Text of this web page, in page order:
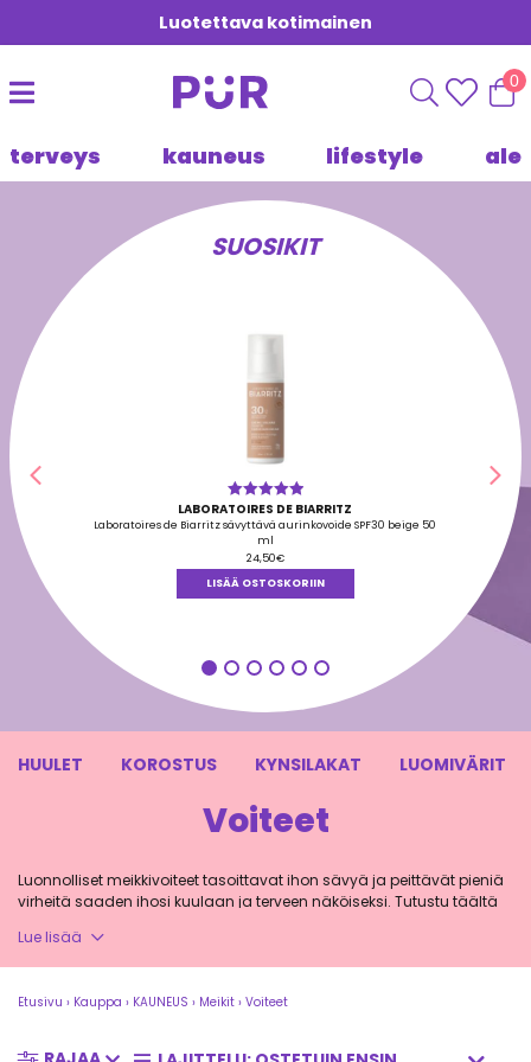
Luotettava kotimainen
0
terveys kauneus lifestyle ale
SUOSIKIT
Arvostelu
tuotteesta:
5.00/ 5
LABORATOIRES DE BIARRITZ
Laboratoires de Biarritz sävyttävä aurinkovoide SPF30 beige 50
ml
24,50€
LISÄÄ OSTOSKORIIN
Edellinen
HUULET KOROSTUS KYNSILAKAT LUOMIVÄRIT
Voiteet
Luonnolliset meikkivoiteet tasoittavat ihon sävyä ja peittävät pieniä
virheitä saaden ihosi kuulaan ja terveen näköiseksi. Tutustu täältä
hehkuvan ihon salaisuus
Lue lisää
Etusivu › Kauppa › KAUNEUS › Meikit › Voiteet